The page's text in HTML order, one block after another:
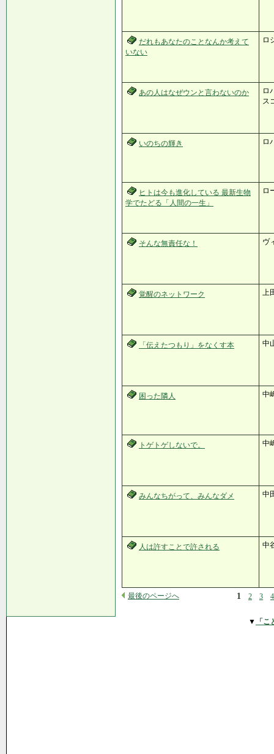
だれもあなたのことなんか考えて
いない
ロ
あの人はなぜウンと言わないのか
ロ
ス
いのちの輝き ロ
ヒトは今も進化している 最新生物
学でたどる「人間の一生」
ロ
そんな無責任な！ ヴ
覚醒のネットワーク 上
「伝えたつもり」をなくす本 中
困った隣人 中
トゲトゲしないで。 中
みんなちがって、みんなダメ 中
人は許すことで許される 中
最後のページへ 1 2 3 4
▼ 「